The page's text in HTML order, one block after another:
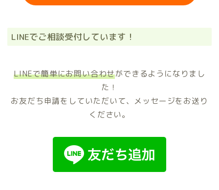
LINEでご相談受付しています！
LINEで簡単にお問い合わせができるようになりまし
た！
お友だち申請をしていただいて、メッセージをお送り
ください。